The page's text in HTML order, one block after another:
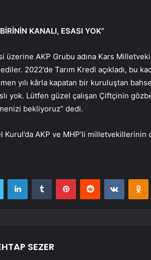
KANALI, ESASI YOK”
üzerine AKP Grubu adına Kars Milletvekili
2022’de Tarım Kredi açıkladı, bu
yılı kârla kapatan bir kuruluştan
yok. Lütfen güzel çalışan Çiftçinin
bekliyoruz” dedi.
Kurul’da AKP ve MHP’li milletvekillerinin
Twitter LinkedInTumblr PinterestReddit
SEZER